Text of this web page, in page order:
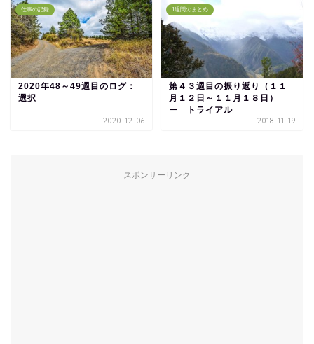
仕事の記録
2020年48～49週目のログ：
選択
2020-12-06
1週間のまとめ
第４３週目の振り返り（１１
月１２日～１１月１８日）
ー トライアル
2018-11-19
スポンサーリンク